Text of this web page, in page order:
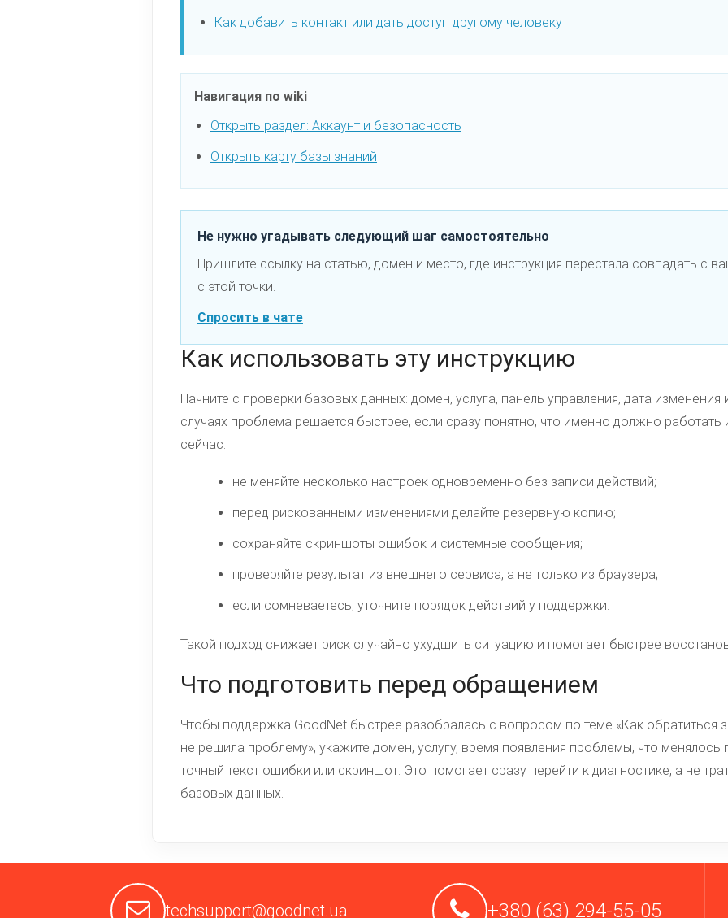
Как добавить контакт или дать доступ другому человеку
Навигация по wiki
Открыть раздел: Аккаунт и безопасность
Открыть карту базы знаний
Не нужно угадывать следующий шаг самостоятельно
Пришлите ссылку на статью, домен и место, где инструкция перестала совпадать с
с этой точки.
Спросить в чате
Как использовать эту инструкцию
Начните с проверки базовых данных: домен, услуга, панель управления, дата
случаях проблема решается быстрее, если сразу понятно, что именно должно работать
сейчас.
не меняйте несколько настроек одновременно без записи действий;
перед рискованными изменениями делайте резервную копию;
сохраняйте скриншоты ошибок и системные сообщения;
проверяйте результат из внешнего сервиса, а не только из браузера;
если сомневаетесь, уточните порядок действий у поддержки.
Такой подход снижает риск случайно ухудшить ситуацию и помогает быстрее
Что подготовить перед обращением
Чтобы поддержка GoodNet быстрее разобралась с вопросом по теме «Как обратиться
не решила проблему», укажите домен, услугу, время появления проблемы, что менялось
точный текст ошибки или скриншот. Это помогает сразу перейти к диагностике, а не
базовых данных.
techsupport@goodnet.ua +380 (63) 294-55-05